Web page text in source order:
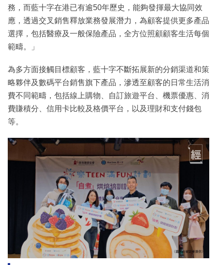
務，而藍十字在港已有逾50年歷史，能夠發揮最大協同效
應，透過交叉銷售釋放業務發展潛力，為顧客提供更多產品
選擇，包括醫療及一般保險產品，全方位照顧顧客生活每個
範疇。」
為多方面接觸目標顧客，藍十字不斷拓展新的分銷渠道和策
略夥伴及數碼平台銷售旗下產品，滲透至顧客的日常生活消
費不同範疇，包括線上購物、自訂旅遊平台、機票優惠、消
費賺積分、信用卡比較及格價平台，以及理財和支付錢包
等。